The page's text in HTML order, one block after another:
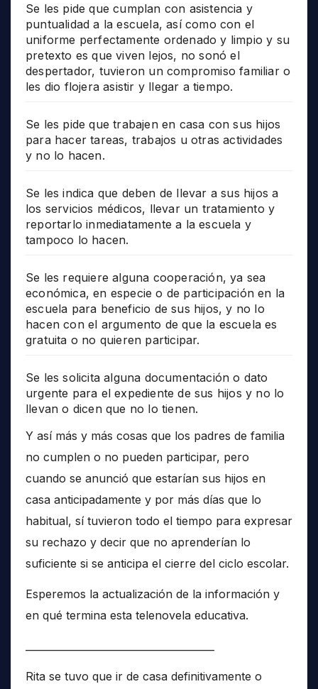
Se les pide que cumplan con asistencia y
puntualidad a la escuela, así como con el
uniforme perfectamente ordenado y limpio y su
pretexto es que viven lejos, no sonó el
despertador, tuvieron un compromiso familiar o
les dio flojera asistir y llegar a tiempo.
Se les pide que trabajen en casa con sus hijos
para hacer tareas, trabajos u otras actividades
y no lo hacen.
Se les indica que deben de llevar a sus hijos a
los servicios médicos, llevar un tratamiento y
reportarlo inmediatamente a la escuela y
tampoco lo hacen.
Se les requiere alguna cooperación, ya sea
económica, en especie o de participación en la
escuela para beneficio de sus hijos, y no lo
hacen con el argumento de que la escuela es
gratuita o no quieren participar.
Se les solicita alguna documentación o dato
urgente para el expediente de sus hijos y no lo
llevan o dicen que no lo tienen.
Y así más y más cosas que los padres de familia
no cumplen o no pueden participar, pero
cuando se anunció que estarían sus hijos en
casa anticipadamente y por más días que lo
habitual, sí tuvieron todo el tiempo para expresar
su rechazo y decir que no aprenderían lo
suficiente si se anticipa el cierre del ciclo escolar.
Esperemos la actualización de la información y
en qué termina esta telenovela educativa.
Rita se tuvo que ir de casa definitivamente o